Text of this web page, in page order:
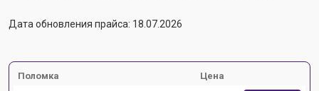
Дата обновления прайса: 18.07.2026
Поломка Цена